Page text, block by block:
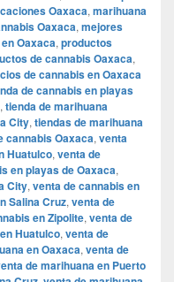
Oaxaca, marihuana
Oaxaca, mejores
Oaxaca, productos
de cannabis Oaxaca,
de cannabis en Oaxaca
de cannabis en playas
, tienda de marihuana
City, tiendas de marihuana
cannabis Oaxaca, venta
Huatulco, venta de
en playas de Oaxaca,
City, venta de cannabis en
Salina Cruz, venta de
en Zipolite, venta de
Huatulco, venta de
en Oaxaca, venta de
de marihuana en Puerto